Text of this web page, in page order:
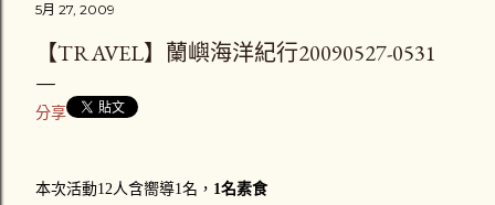
5月 27, 2009
【TRAVEL】蘭嶼海洋紀行20090527-0531
分享
本次活動12人含嚮導1名， 1名素食